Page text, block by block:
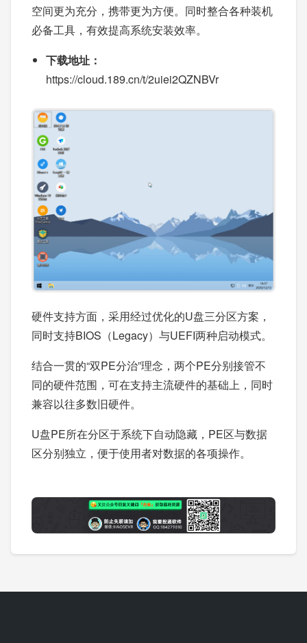
空间更为充分，携带更为方便。同时整合各种装机
必备工具，有效提高系统安装效率。
下载地址：
https://cloud.189.cn/t/2uiei2QZNBVr
硬件支持方面，采用经过优化的U盘三分区方案，
同时支持BIOS（Legacy）与UEFI两种启动模式。
结合一贯的“双PE分治”理念，两个PE分别接管不
同的硬件范围，可在支持主流硬件的基础上，同时
兼容以往多数旧硬件。
U盘PE所在分区于系统下自动隐藏，PE区与数据
区分别独立，便于使用者对数据的各项操作。